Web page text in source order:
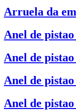
Arruela da
Anel de
Anel de
Anel de
Anel de